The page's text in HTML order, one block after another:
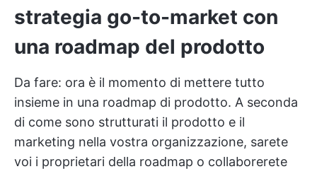
strategia go-to-market con
una roadmap del prodotto
Da fare: ora è il momento di mettere tutto
insieme in una roadmap di prodotto. A seconda
di come sono strutturati il prodotto e il
marketing nella vostra organizzazione, sarete
voi i proprietari della roadmap o collaborerete